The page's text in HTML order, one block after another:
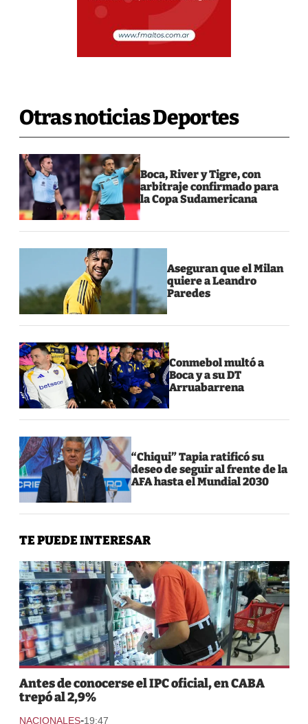
Otras noticias Deportes
Boca, River y Tigre, con
arbitraje confirmado para
la Copa Sudamericana
Aseguran que el Milan
quiere a Leandro
Paredes
Conmebol multó a
Boca y a su DT
Arruabarrena
“Chiqui” Tapia ratificó su
deseo de seguir al frente de la
AFA hasta el Mundial 2030
TE PUEDE INTERESAR
Antes de conocerse el IPC oficial, en CABA
trepó al 2,9%
NACIONALES-19:47